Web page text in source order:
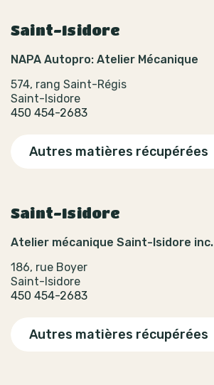
Saint-Isidore
NAPA Autopro: Atelier Mécanique
574, rang Saint-Régis
Saint-Isidore
450 454-2683
Autres matières récupérées
Saint-Isidore
Atelier mécanique Saint-Isidore inc.
186, rue Boyer
Saint-Isidore
450 454-2683
Autres matières récupérées